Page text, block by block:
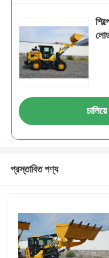
চালিয়ে
প্রস্তাবিত পণ্য